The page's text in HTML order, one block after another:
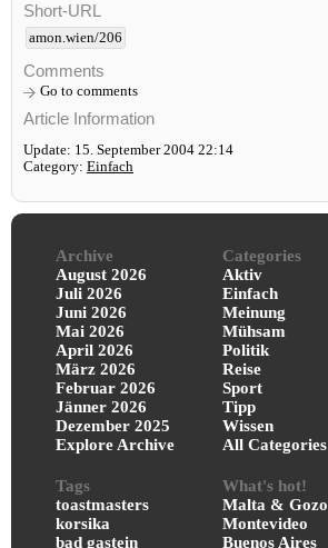
Short-URL
amon.wien/206
Comments
Go to comments
Article Information
Update: 15. September 2004 22:14
Category: Einfach
Archive
August 2026
Juli 2026
Juni 2026
Mai 2026
April 2026
März 2026
Februar 2026
Jänner 2026
Dezember 2025
Explore Archive
Categories
Aktiv
Einfach
Meinung
Mühsam
Politik
Reise
Sport
Tipp
Wissen
All Categories
Tags
toastmasters
korsika
bad gastein
What's hot!
Malta & Gozo
Montevideo
Buenos Aires